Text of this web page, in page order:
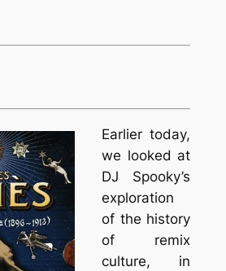
Earlier today,
we looked at
DJ Spooky’s
exploration
of the history
of remix
culture, in